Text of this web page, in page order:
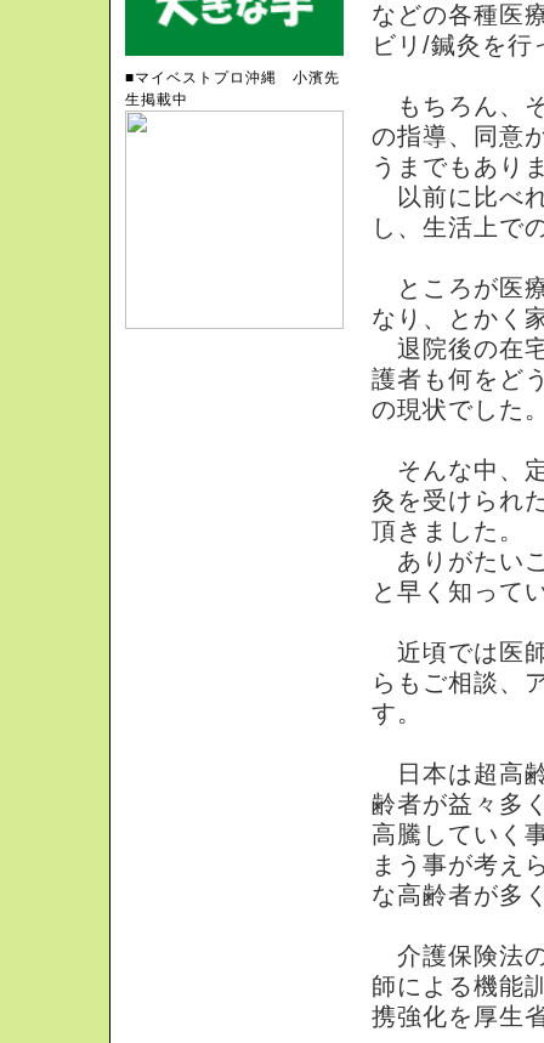
■マイベストプロ沖縄 小濱先
生掲載中
などの各種医
ビリ/鍼灸を行
もちろん、
の指導、同意
うまでもあり
以前に比べ
し、生活上で
ところが医
なり、とかく
退院後の在
護者も何をど
の現状でした
そんな中、
灸を受けられ
頂きました。
ありがたい
と早く知って
近頃では医
らもご相談、
す。
日本は超高
齢者が益々多
高騰していく
まう事が考え
な高齢者が多
介護保険法
師による機能
携強化を厚生